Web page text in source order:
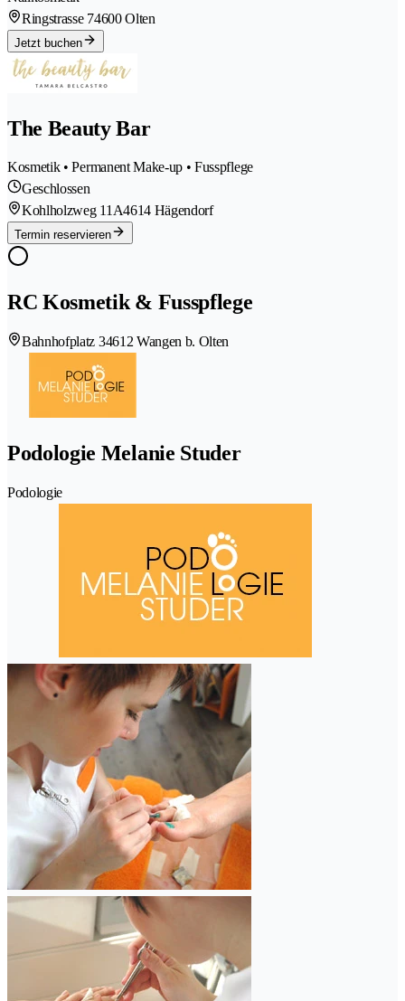
Ringstrasse 74600 Olten
Jetzt buchen
The Beauty Bar
Kosmetik • Permanent Make-up • Fusspflege
Geschlossen
Kohlholzweg 11A4614 Hägendorf
Termin reservieren
RC Kosmetik & Fusspflege
Bahnhofplatz 34612 Wangen b. Olten
Podologie Melanie Studer
Podologie